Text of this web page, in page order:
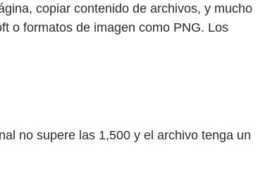
copiar contenido de archivos, y mucho
o formatos de imagen como PNG. Los
no supere las 1,500 y el archivo tenga un